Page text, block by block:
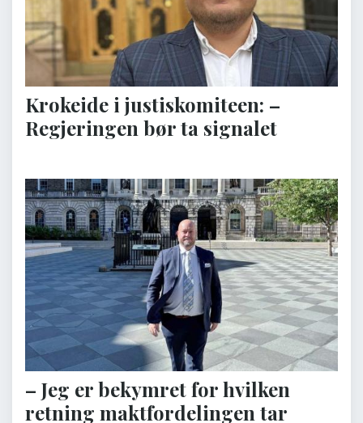
Krokeide i justiskomiteen: –
Regjeringen bør ta signalet
– Jeg er bekymret for hvilken
retning maktfordelingen tar